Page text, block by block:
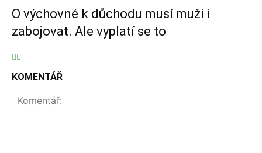
O výchovné k důchodu musí muži i
zabojovat. Ale vyplatí se to
KOMENTÁŘ